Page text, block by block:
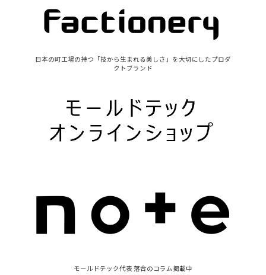
日本の町工場の持つ「技から生まれる美しさ」を大切にしたプロダ
クトブランド
モールドテック代表 落合のコラム掲載中